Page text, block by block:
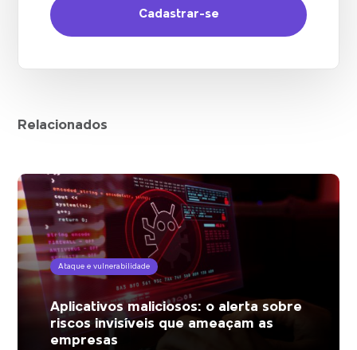
Relacionados
Ataque e vulnerabilidade
Aplicativos maliciosos: o alerta sobre
riscos invisíveis que ameaçam as
empresas